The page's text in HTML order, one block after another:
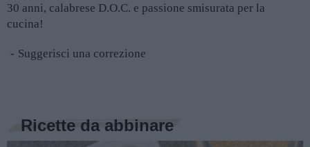
30 anni, calabrese D.O.C. e passione smisurata per la
cucina!
Suggerisci una correzione
Ricette da abbinare